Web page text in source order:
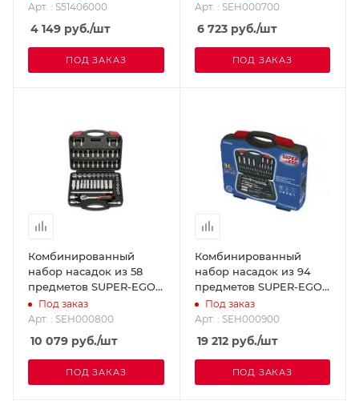
Арт. : S51406000
4 149 руб./шт
ПОД ЗАКАЗ
Арт. : SEH000700
6 723руб./шт
ПОД ЗАКАЗ
Комбинированный
набор насадок из 58
предметов SUPER-EGO
SEH000800
Под заказ
Арт. : SEH000800
10 079 руб./шт
ПОД ЗАКАЗ
Комбинированный
набор насадок из 94
предметов SUPER-EGO
SEH000900
Под заказ
Арт. : SEH000900
19 212руб./шт
ПОД ЗАКАЗ